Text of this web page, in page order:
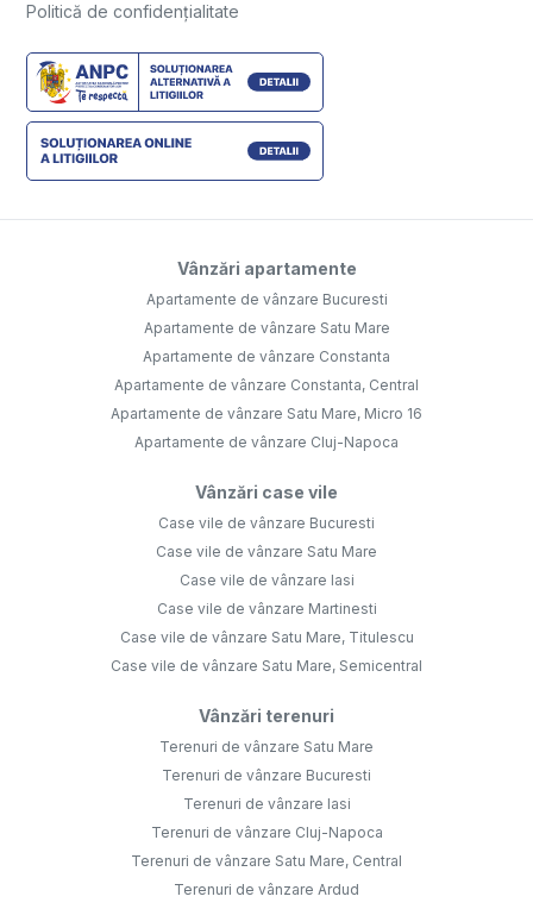
Politică de confidențialitate
Vânzări apartamente
Apartamente de vânzare Bucuresti
Apartamente de vânzare Satu Mare
Apartamente de vânzare Constanta
Apartamente de vânzare Constanta, Central
Apartamente de vânzare Satu Mare, Micro 16
Apartamente de vânzare Cluj-Napoca
Vânzări case vile
Case vile de vânzare Bucuresti
Case vile de vânzare Satu Mare
Case vile de vânzare Iasi
Case vile de vânzare Martinesti
Case vile de vânzare Satu Mare, Titulescu
Case vile de vânzare Satu Mare, Semicentral
Vânzări terenuri
Terenuri de vânzare Satu Mare
Terenuri de vânzare Bucuresti
Terenuri de vânzare Iasi
Terenuri de vânzare Cluj-Napoca
Terenuri de vânzare Satu Mare, Central
Terenuri de vânzare Ardud